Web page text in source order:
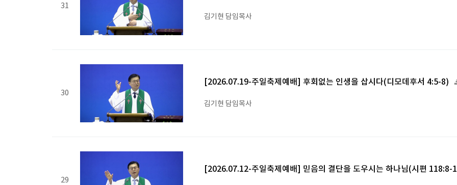
31
김기현 담임목사
30
[2026.07.19-주일축제예배] 후회없는 인생을 삽시다(디모데후서 4:5-8)
김기현 담임목사
29
[2026.07.12-주일축제예배] 믿음의 결단을 도우시는 하나님(시편 118:8-